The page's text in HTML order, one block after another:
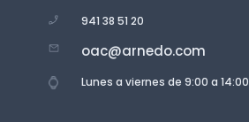
941 38 51 20
oac@arnedo.com
Lunes a viernes de 9:00 a 14:00